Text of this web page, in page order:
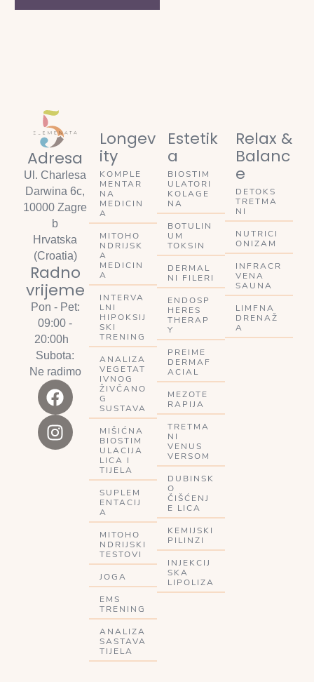
Adresa
Ul. Charlesa
Darwina 6c,
10000 Zagre
b
Hrvatska
(Croatia)
Radno
vrijeme
Pon - Pet:
09:00 -
20:00h
Subota:
Ne radimo
Longev
ity
KOMPLE
MENTAR
NA
MEDICIN
A
MITOHO
NDRIJSK
A
MEDICIN
A
INTERVA
LNI
HIPOKSIJ
SKI
TRENING
ANALIZA
VEGETAT
IVNOG
ŽIVČANO
G
SUSTAVA
MIŠIĆNA
BIOSTIM
ULACIJA
LICA I
TIJELA
SUPLEM
ENTACIJ
A
MITOHO
NDRIJSKI
TESTOVI
JOGA
EMS
TRENING
ANALIZA
SASTAVA
TIJELA
Estetik
a
BIOSTIM
ULATORI
KOLAGE
NA
BOTULIN
UM
TOKSIN
DERMAL
NI FILERI
ENDOSP
HERES
THERAP
Y
PREIME
DERMAF
ACIAL
MEZOTE
RAPIJA
TRETMA
NI
VENUS
VERSOM
DUBINSK
O
ČIŠĆENJ
E LICA
KEMIJSKI
PILINZI
INJEKCIJ
SKA
LIPOLIZA
Relax &
Balanc
e
DETOKS
TRETMA
NI
NUTRICI
ONIZAM
INFRACR
VENA
SAUNA
LIMFNA
DRENAŽ
A